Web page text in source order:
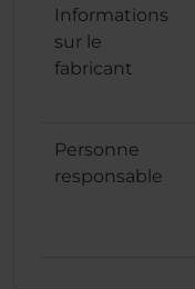
Informations
sur le
fabricant
Personne
responsable